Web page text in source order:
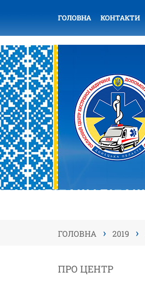
ГОЛОВНА КОНТАКТИ
ГОЛОВНА › 2019 ›
ПРО ЦЕНТР